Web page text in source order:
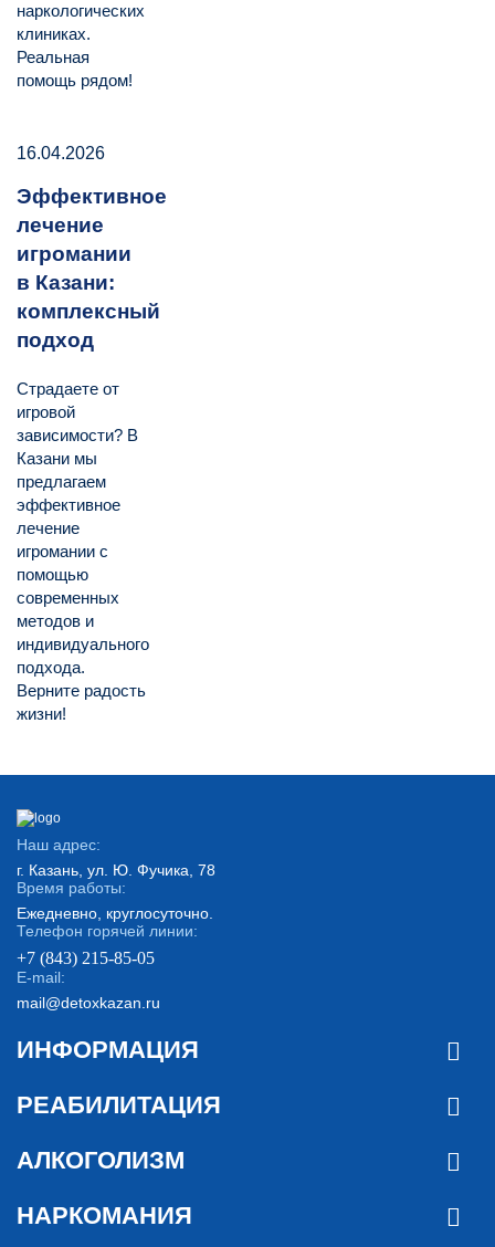
наркологических
клиниках.
Реальная
помощь рядом!
16.04.2026
Эффективное
лечение
игромании
в Казани:
комплексный
подход
Страдаете от
игровой
зависимости? В
Казани мы
предлагаем
эффективное
лечение
игромании с
помощью
современных
методов и
индивидуального
подхода.
Верните радость
жизни!
Наш адрес:
г. Казань, ул. Ю. Фучика, 78
Время работы:
Ежедневно, круглосуточно.
Телефон горячей линии:
+7 (843) 215-85-05
E-mail:
mail@detoxkazan.ru
ИНФОРМАЦИЯ
РЕАБИЛИТАЦИЯ
АЛКОГОЛИЗМ
НАРКОМАНИЯ